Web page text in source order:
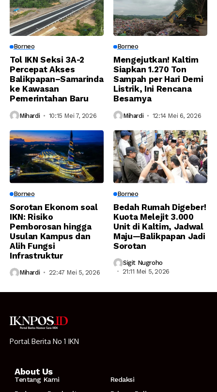
Borneo
Tol IKN Seksi 3A-2
Percepat Akses
Balikpapan–Samarinda
ke Kawasan
Pemerintahan Baru
Mihardi 10:15 Mei 7, 2026
Borneo
Mengejutkan! Kaltim
Siapkan 1.270 Ton
Sampah per Hari Demi
Listrik, Ini Rencana
Besarnya
Mihardi 12:14 Mei 6, 2026
Borneo
Sorotan Ekonom soal
IKN: Risiko
Pemborosan hingga
Usulan Kampus dan
Alih Fungsi
Infrastruktur
Mihardi 22:47 Mei 5, 2026
Borneo
Bedah Rumah Digeber!
Kuota Melejit 3.000
Unit di Kaltim, Jadwal
Maju—Balikpapan Jadi
Sorotan
Sigit Nugroho
21:11 Mei 5, 2026
Portal Berita No 1 IKN
About Us
Tentang Kami
Redaksi